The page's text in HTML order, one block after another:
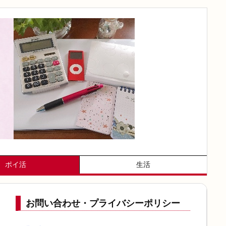
ポイ活 生活
お問い合わせ・プライバシーポリシー